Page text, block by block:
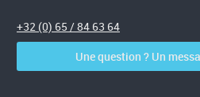
+32 (0) 65 / 84 63 64
Une question ? Un